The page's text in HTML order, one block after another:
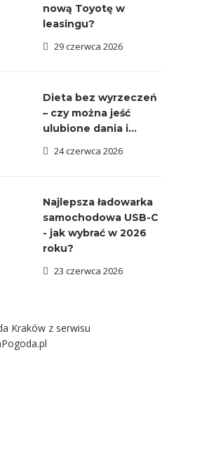
nową Toyotę w
leasingu?
29 czerwca 2026
Dieta bez wyrzeczeń
– czy można jeść
ulubione dania i...
24 czerwca 2026
Najlepsza ładowarka
samochodowa USB-C
- jak wybrać w 2026
roku?
23 czerwca 2026
Kraków z serwisu